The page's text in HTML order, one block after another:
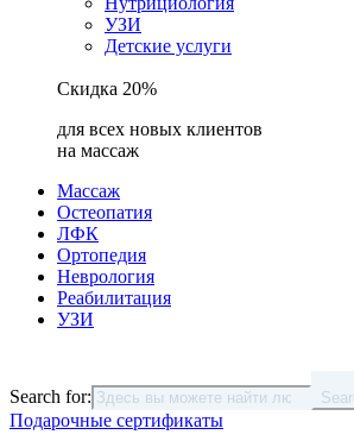
УЗИ
Детские услуги
Скидка 20%
для всех новых клиентов
на массаж
Массаж
Остеопатия
ЛФК
Ортопедия
Неврология
Реабилитация
УЗИ
Search for:
Подарочные сертификаты